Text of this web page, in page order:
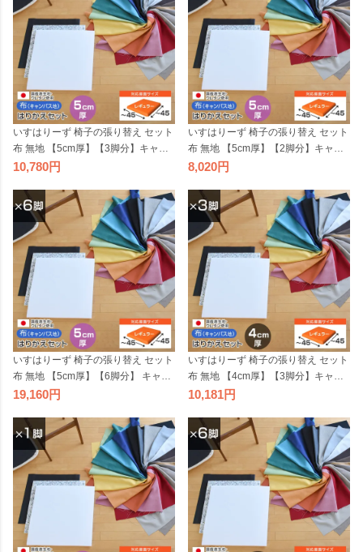
いすはりーず 椅子の張り替え セット
布 無地 【5cm厚】【3脚分】キャン
バス 布地 生地 キット いす DIY イス
張替え はりかえ 貼り替え
10,780
いすはりーず 椅子の張り替え セット
布 無地 【5cm厚】【2脚分】キャン
バス 布地 生地 キット いす DIY イス
張替え はりかえ 貼り替え
8,020
いすはりーず 椅子の張り替え セット
布 無地 【5cm厚】【6脚分】 キャン
バス 布地 生地 キット いす DIY イス
張替え はりかえ 貼り替え
19,160
いすはりーず 椅子の張り替え セット
布 無地 【4cm厚】【3脚分】キャン
バス 布地 生地 キット いす DIY イス
張替え はりかえ 貼り替え
10,181